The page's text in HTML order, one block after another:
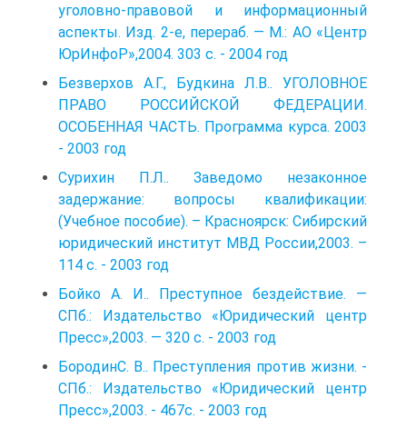
уголовно-правовой и информационный
аспекты. Изд. 2-е, перераб. — М.: АО «Центр
ЮрИнфоР»,2004. 303 с. - 2004 год
Безверхов А.Г., Будкина Л.В.. УГОЛОВНОЕ
ПРАВО РОССИЙСКОЙ ФЕДЕРАЦИИ.
ОСОБЕННАЯ ЧАСТЬ. Программа курса. 2003
- 2003 год
Сурихин П.Л.. Заведомо незаконное
задержание: вопросы квалификации:
(Учебное пособие). – Красноярск: Сибирский
юридический институт МВД России,2003. –
114 с. - 2003 год
Бойко А. И.. Преступное бездействие. —
СПб.: Издательство «Юридический центр
Пресс»,2003. — 320 с. - 2003 год
БородинС. В.. Преступления против жизни. -
СПб.: Издательство «Юридический центр
Пресс»,2003. - 467с. - 2003 год